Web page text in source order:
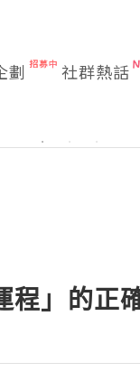
劃 社群熱話
程」的正